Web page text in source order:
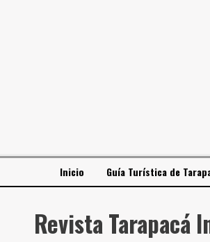
Inicio Guía Turística de
Revista Tarapacá